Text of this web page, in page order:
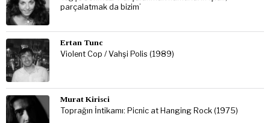
parçalatmak da bizim’
Ertan Tunc
Violent Cop / Vahşi Polis (1989)
Murat Kirisci
Toprağın İntikamı: Picnic at Hanging Rock (1975)